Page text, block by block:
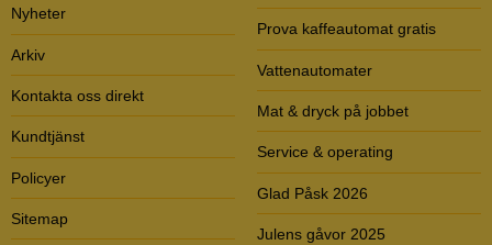
Nyheter
Arkiv
Kontakta oss direkt
Kundtjänst
Policyer
Sitemap
Prova kaffeautomat gratis
Vattenautomater
Mat & dryck på jobbet
Service & operating
Glad Påsk 2026
Julens gåvor 2025